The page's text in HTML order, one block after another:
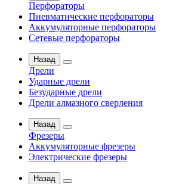
Перфораторы
Пневматические перфораторы
Аккумуляторные перфораторы
Сетевые перфораторы
Назад
Дрели
Ударные дрели
Безударные дрели
Дрели алмазного сверления
Назад
Фрезеры
Аккумуляторные фрезеры
Электрические фрезеры
Назад